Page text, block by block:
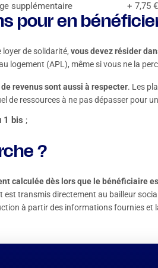
supplémentaire
+ 7,75 €
pour en
de solidarité, vous devez résider
logement (APL), même si vous ne la
revenus sont aussi à respecter. Les
de ressources à ne pas dépasser pour
1 bis ;
?
calculée dès lors que le bénéficiaire
est transmis directement au bailleur
à partir des informations fournies et